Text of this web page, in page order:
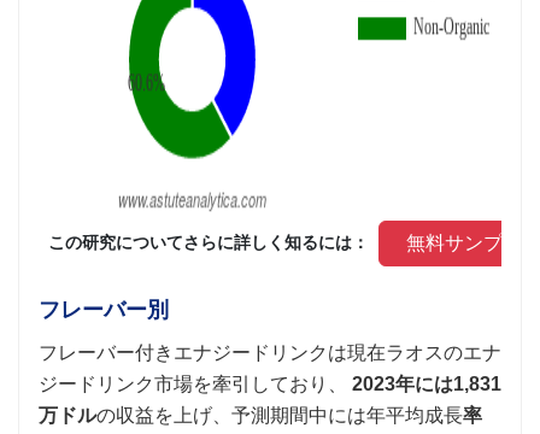
この研究についてさらに詳しく知るには： 無料サンプル
フレーバー別
フレーバー付きエナジードリンクは現在ラオスのエナ
ジードリンク市場を牽引しており、 2023年には1,831
万ドルの収益を上げ、予測期間中には年平均成長率